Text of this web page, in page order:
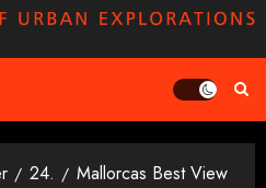
24. Mallorcas Best View